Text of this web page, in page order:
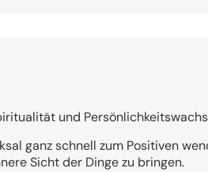
und
ganz schnell zum Positiven
Sicht der Dinge zu bringen.